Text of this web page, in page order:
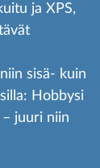
ja XPS,
sisä- kuin
Hobbysi
– juuri niin